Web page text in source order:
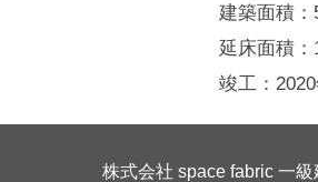
建築面積：
延床面積：
竣工：2020
株式会社 space fabric 一